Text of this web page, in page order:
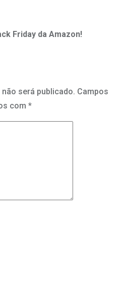
Friday da Amazon!
será publicado. Campos
com *